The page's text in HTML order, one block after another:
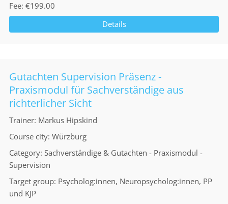
Fee €199.00
Details
Gutachten Supervision Präsenz -
Praxismodul für Sachverständige aus
richterlicher Sicht
Trainer Markus Hipskind
Course city Würzburg
Category Sachverständige & Gutachten - Praxismodul -
Supervision
Target group Psycholog:innen, Neuropsycholog:innen, PP
und KJP